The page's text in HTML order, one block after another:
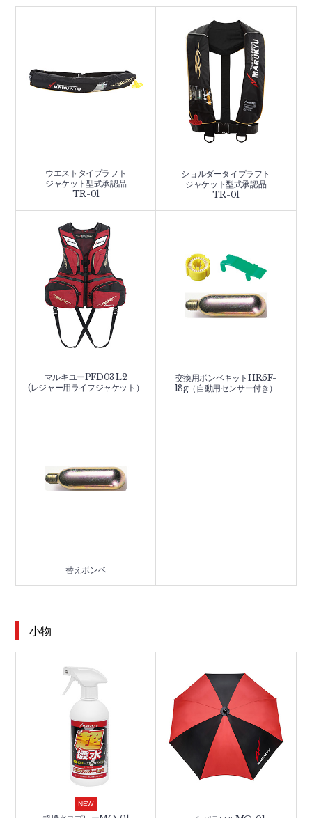
ウエストタイプラフト
ジャケット型式承認品
TR-01
ショルダータイプラフト
ジャケット型式承認品
TR-01
マルキユーPFD03 L2
(レジャー用ライフジャケット）
交換用ボンベキットHR6F-
18g（自動用センサー付き）
替えボンベ
小物
NEW